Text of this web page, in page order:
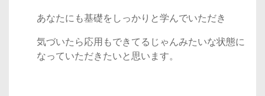
あなたにも基礎をしっかりと学んでいただき
気づいたら応用もできてるじゃんみたいな状態に
なっていただきたいと思います。